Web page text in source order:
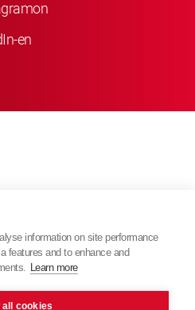
en
information on site performance
features and to enhance and
Learn more
all cookies